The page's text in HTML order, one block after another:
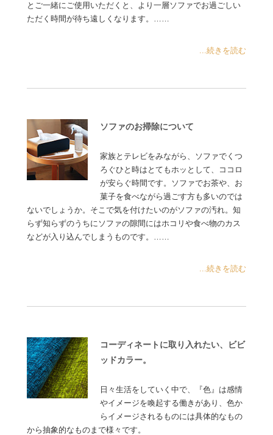
とご一緒にご使用いただくと、より一層ソファでお過ごしい
ただく時間が待ち遠しくなります。……
...続きを読む
ソファのお掃除について
家族とテレビをみながら、ソファでくつ
ろぐひと時はとてもホッとして、ココロ
が安らぐ時間です。ソファでお茶や、お
菓子を食べながら過ごす方も多いのでは
ないでしょうか。そこで気を付けたいのがソファの汚れ。知
らず知らずのうちにソファの隙間にはホコリや食べ物のカス
などが入り込んでしまうものです。……
...続きを読む
コーディネートに取り入れたい、ビビ
ッドカラー。
日々生活をしていく中で、『色』は感情
やイメージを喚起する働きがあり、色か
らイメージされるものには具体的なもの
から抽象的なものまで様々です。